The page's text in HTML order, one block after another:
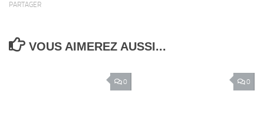
PARTAGER
VOUS AIMEREZ AUSSI...
0 0